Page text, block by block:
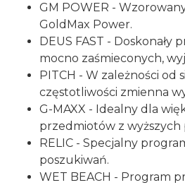
GM POWER -
GoldMax Power.
DEUS FAST -
mocno zaśmieconych,
PITCH - W zależności od
częstotliwości zmienna
G-MAXX - Idealny dla
przedmiotów z wyższych
RELIC - Specjalny
poszukiwań.
WET BEACH - Program